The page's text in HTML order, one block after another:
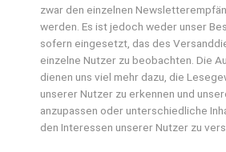
zwar den einzelnen
werden. Es ist jedoch weder unser
sofern eingesetzt, das des
einzelne Nutzer zu beobachten. Die
dienen uns viel mehr dazu, die
unserer Nutzer zu erkennen und
anzupassen oder unterschiedliche
den Interessen unserer Nutzer zu